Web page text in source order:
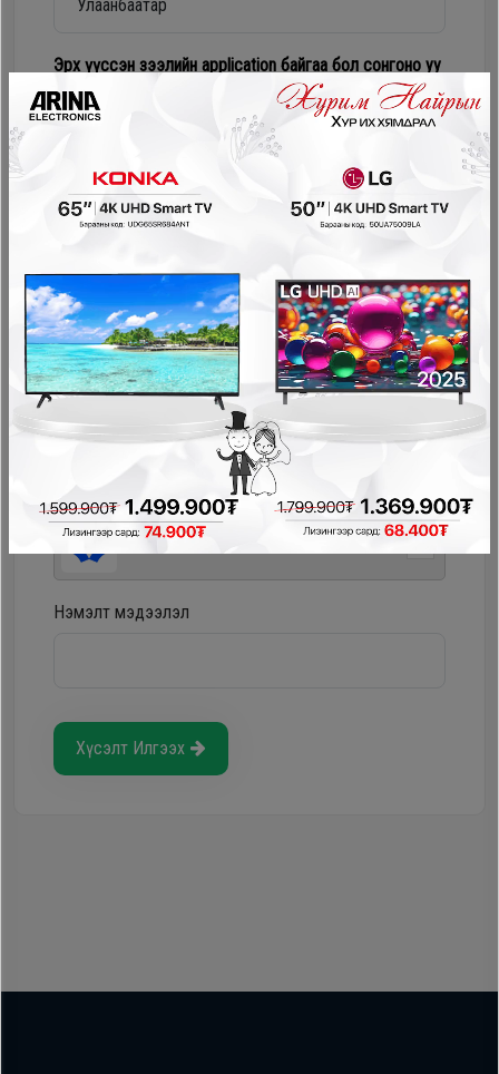
Эрх үүссэн зээлийн application байгаа бол сонгоно уу
Соно сонгодог зээл
PayOn - LeaseOn
NetPay - Шимтгэлгүй ав, хүүгүй төл
Pocket - урьдчилгаагүй, шимтгэлгүй
Нэмэлт мэдээлэл
Хүсэлт Илгээх